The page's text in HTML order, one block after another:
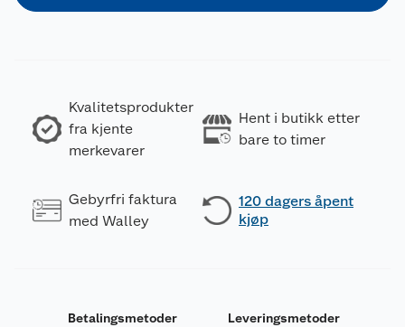
Kvalitetsprodukter
fra kjente
merkevarer
Hent i butikk etter
bare to timer
Gebyrfri faktura
med Walley
120 dagers åpent
kjøp
Betalingsmetoder Leveringsmetoder